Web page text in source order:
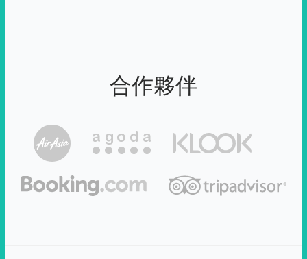
合作夥伴